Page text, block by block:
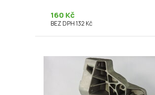
160 Kč
BEZ DPH 132 Kč